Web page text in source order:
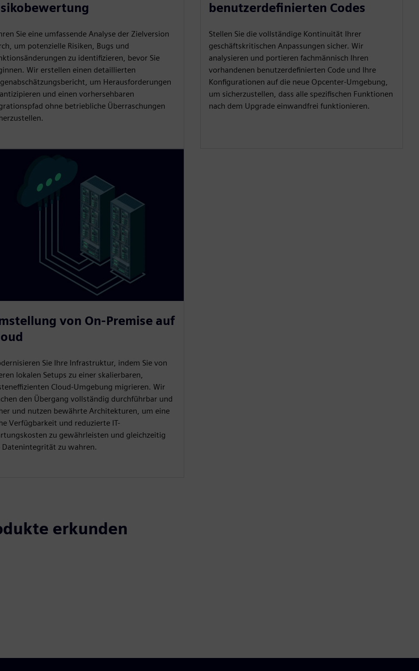
Sie eine umfassende Analyse der Zielversion
um potenzielle Risiken, Bugs und
zu identifizieren, bevor Sie
Wir erstellen einen detaillierten
um Herausforderungen
und einen vorhersehbaren
ohne betriebliche Überraschungen
benutzerdefinierten Codes
Stellen Sie die vollständige Kontinuität Ihrer
geschäftskritischen Anpassungen sicher. Wir
analysieren und portieren fachmännisch Ihren
vorhandenen benutzerdefinierten Code und Ihre
Konfigurationen auf die neue Opcenter-Umgebung,
um sicherzustellen, dass alle spezifischen Funktionen
nach dem Upgrade einwandfrei funktionieren.
von On-Premise auf
Sie Ihre Infrastruktur, indem Sie von
lokalen Setups zu einer skalierbaren,
Cloud-Umgebung migrieren. Wir
den Übergang vollständig durchführbar und
und nutzen bewährte Architekturen, um eine
Verfügbarkeit und reduzierte IT-
zu gewährleisten und gleichzeitig
Datenintegrität zu wahren.
erkunden